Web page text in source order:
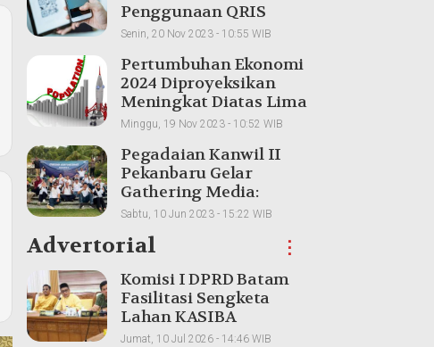
Penggunaan QRIS
Indonesia untuk
Senin, 20 Nov 2023 - 10:55 WIB
Pertumbuhan Ekonomi
2024 Diproyeksikan
Meningkat Diatas Lima
Persen
Minggu, 19 Nov 2023 - 10:52 WIB
Pegadaian Kanwil II
Pekanbaru Gelar
Gathering Media:
Membangun
Meningkatkan
Sabtu, 10 Jun 2023 - 15:22 WIB
Advertorial ⋮
Komisi I DPRD Batam
Fasilitasi Sengketa
Lahan KASIBA
Mangsang, Warga dan
Jumat, 10 Jul 2026 - 14:46 WIB